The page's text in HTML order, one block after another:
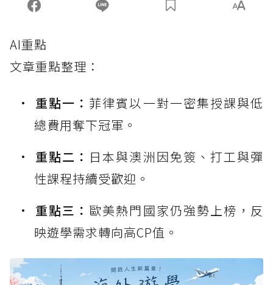
AI重點
文章重點整理：
重點一： 菲律賓以一對一密集授課與低
總費用奪下冠軍。
重點二： 日本與澳洲因免簽、打工與彈
性課程持續受歡迎。
重點三： 歐美熱門國家仍強勢上榜，反
映遊學需求轉向高CP值。